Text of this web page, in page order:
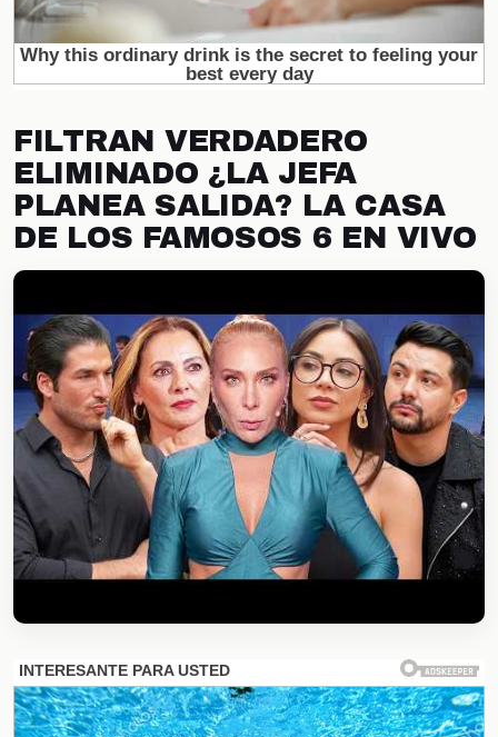
FILTRAN VERDADERO
ELIMINADO ¿LA JEFA
PLANEA SALIDA? LA CASA
DE LOS FAMOSOS 6 EN VIVO